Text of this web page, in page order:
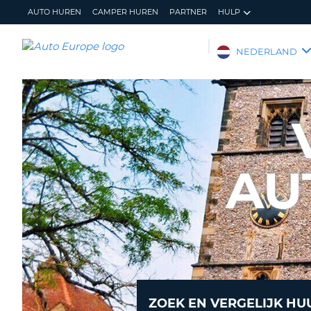
AUTO HUREN CAMPER HUREN PARTNER HULP
AUTO
NEDERLAND
AUTO
HUREN
CAMPER
HUREN
PARTNER
HULP
MIJN
ACCOUNT
BEHEER
MIJN
BOEKING
NEDERLAND
ZOEK EN VERGELIJK